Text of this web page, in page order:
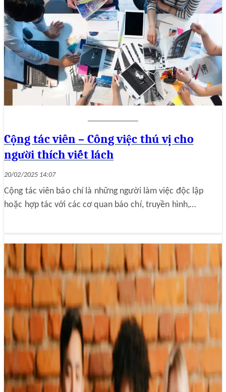
Cộng tác viên – Công việc thú vị cho
người thích viết lách
20/02/2025 14:07
Cộng tác viên báo chí là những người làm việc độc lập
hoặc hợp tác với các cơ quan báo chí, truyền hình,…